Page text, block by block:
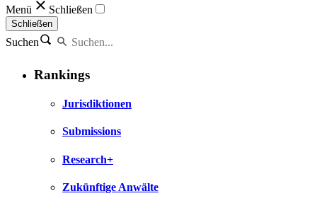
Menü Schließen
Schließen
Suchen
Rankings
Jurisdiktionen
Submissions
Research+
Zukünftige Anwälte